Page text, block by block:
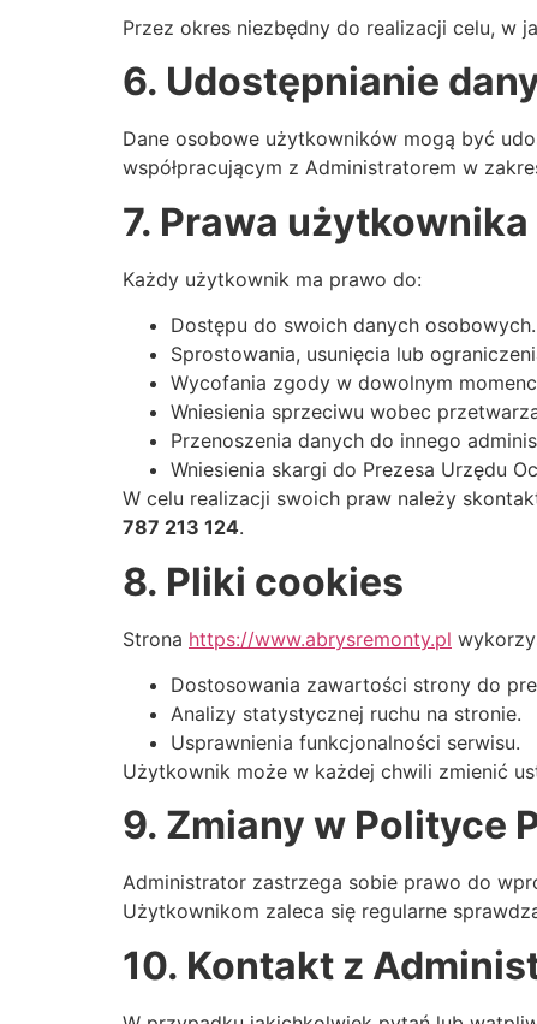
Przez okres niezbędny do realizacji celu, w
6. Udostępnianie
Dane osobowe użytkowników mogą być
współpracującym z Administratorem w
7. Prawa użytkownika
Każdy użytkownik ma prawo do:
Dostępu do swoich danych osobowych.
Sprostowania, usunięcia lub
Wycofania zgody w dowolnym
Wniesienia sprzeciwu wobec
Przenoszenia danych do innego
Wniesienia skargi do Prezesa Urzędu
W celu realizacji swoich praw należy
787 213 124.
8. Pliki cookies
Strona https://www.abrysremonty.pl
Dostosowania zawartości strony do
Analizy statystycznej ruchu na stronie.
Usprawnienia funkcjonalności serwisu.
Użytkownik może w każdej chwili zmienić
9. Zmiany w Polityce
Administrator zastrzega sobie prawo do
Użytkownikom zaleca się regularne
10. Kontakt z